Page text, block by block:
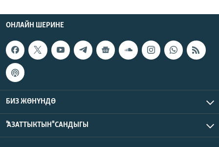
ОНЛАЙН ШЕРИНЕ
БИЗ ЖӨНҮНДӨ
"АЗАТТЫКТЫН" САНДЫГЫ